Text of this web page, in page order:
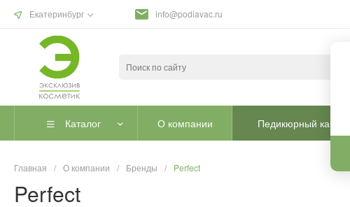
Екатеринбург info@podiavac.ru
Каталог О компании Педикюрный кабинет
Главная / О компании / Бренды / Perfect
Perfect